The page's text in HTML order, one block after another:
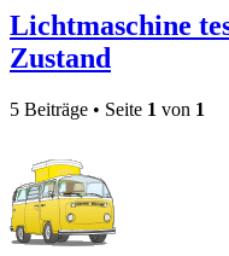
Lichtmaschine
Zustand
5 Beiträge • Seite 1 von 1